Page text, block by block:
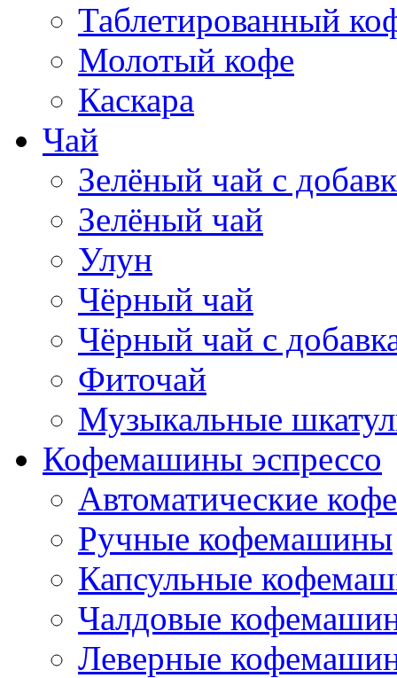
Таблетированный
Молотый кофе
Каскара
Чай
Зелёный чай с
Зелёный чай
Улун
Чёрный чай
Чёрный чай с
Фиточай
Музыкальные
Кофемашины эспрессо
Автоматические
Ручные кофемашины
Капсульные
Чалдовые
Леверные